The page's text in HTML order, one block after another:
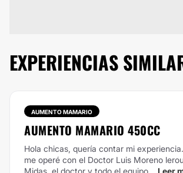
EXPERIENCIAS
AUMENTO MAMARIO
AUMENTO MAMARIO 450CC
Hola chicas, quería contar mi
me operé con el Doctor Luis Moreno
Midas, el doctor y todo el equipo...
Leer